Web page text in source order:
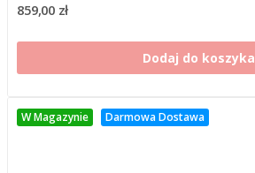
859,00 zł
Dodaj do koszyka
W Magazynie Darmowa Dostawa